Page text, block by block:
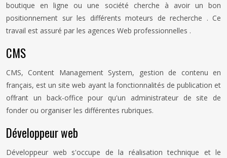
boutique en ligne ou une société cherche à avoir un bon
positionnement sur les différents moteurs de recherche . Ce
travail est assuré par les agences Web professionnelles .
CMS
CMS, Content Management System, gestion de contenu en
français, est un site web ayant la fonctionnalités de publication et
offrant un back-office pour qu'un administrateur de site de
fonder ou organiser les différentes rubriques.
Développeur web
Développeur web s'occupe de la réalisation technique et le